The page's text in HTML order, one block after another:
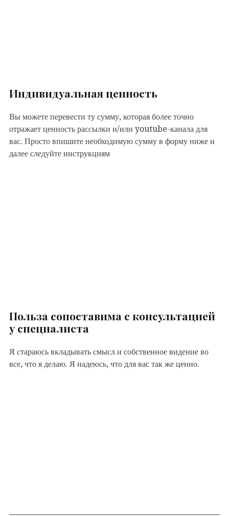
Индивидуальная ценность
Вы можете перевести ту сумму, которая более точно
отражает ценность рассылки и/или youtube-канала для
вас. Просто впишите необходимую сумму в форму ниже и
далее следуйте инструкциям
Польза сопоставима с консультацией
у специалиста
Я стараюсь вкладывать смысл и собственное видение во
все, что я делаю. Я надеюсь, что для вас так же ценно.